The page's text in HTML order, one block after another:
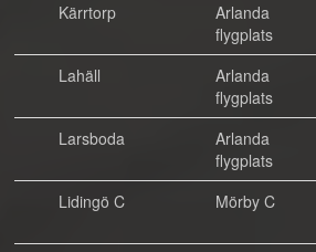
Kärrtorp
Arlanda
flygplats
Lahäll
Arlanda
flygplats
Larsboda
Arlanda
flygplats
Lidingö C
Mörby C